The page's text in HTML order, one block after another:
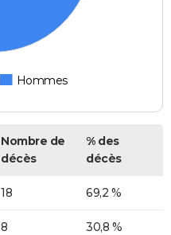
Hommes
Nombre de
décès
% des
décès
18 69,2 %
8 30,8 %